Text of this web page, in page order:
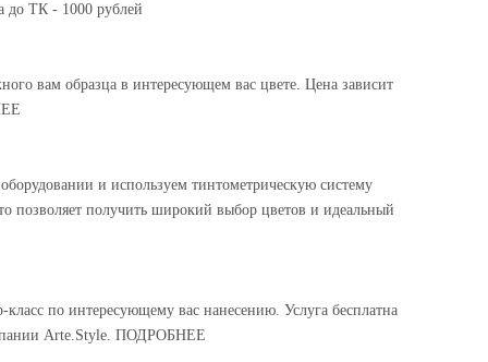
до ТК - 1000 рублей
вам образца в интересующем вас цвете. Цена зависит
и используем тинтометрическую систему
позволяет получить широкий выбор цветов и идеальный
по интересующему вас нанесению. Услуга бесплатна
Arte.Style. ПОДРОБНЕЕ